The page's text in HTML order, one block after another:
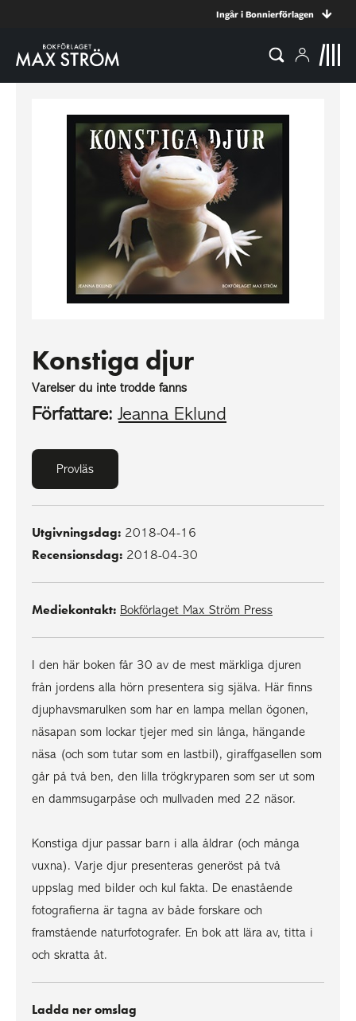
Ingår i Bonnierförlagen
Konstiga djur
Varelser du inte trodde fanns
Författare: Jeanna Eklund
Provläs
Utgivningsdag: 2018-04-16
Recensionsdag: 2018-04-30
Mediekontakt: Bokförlaget Max Ström Press
I den här boken får 30 av de mest märkliga djuren
från jordens alla hörn presentera sig själva. Här finns
djuphavsmarulken som har en lampa mellan ögonen,
näsapan som lockar tjejer med sin långa, hängande
näsa (och som tutar som en lastbil), giraffgasellen som
går på två ben, den lilla trögkryparen som ser ut som
en dammsugarpåse och mullvaden med 22 näsor.
Konstiga djur passar barn i alla åldrar (och många
vuxna). Varje djur presenteras generöst på två
uppslag med bilder och kul fakta. De enastående
fotografierna är tagna av både forskare och
framstående naturfotografer. En bok att lära av, titta i
och skratta åt.
Ladda ner omslag